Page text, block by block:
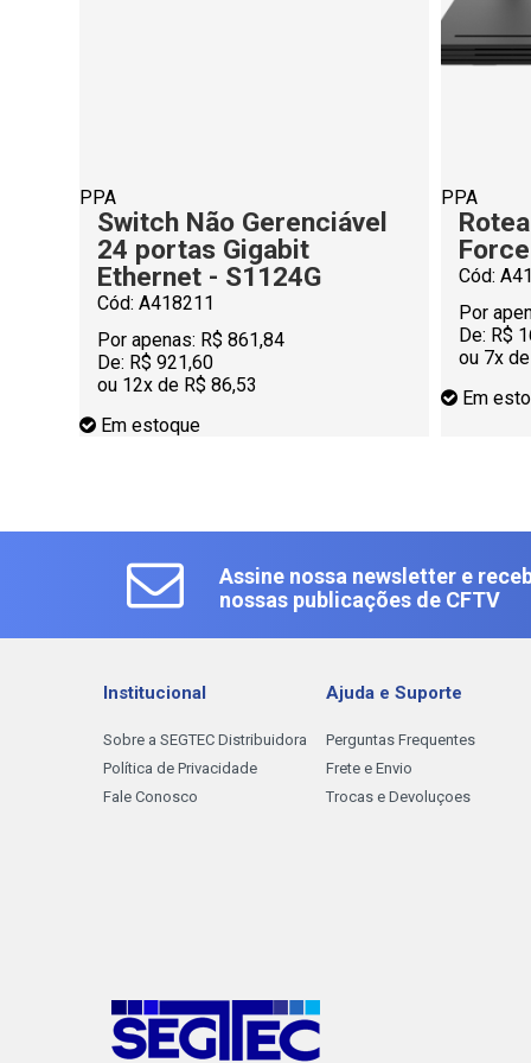
PPA
Switch Não Gerenciável
24 portas Gigabit
Ethernet - S1124G
Cód: A418211
Por apenas: R$ 861,84
De: R$ 921,60
ou 12x de R$ 86,53
Em estoque
PPA
Cód:
Por
De: R$
ou 7x
Em
Assine nossa newsletter e
nossas publicações de CFTV
Institucional
Sobre a SEGTEC Distribuidora
Política de Privacidade
Fale Conosco
Ajuda e Suporte
Perguntas Frequentes
Frete e Envio
Trocas e Devoluçoes